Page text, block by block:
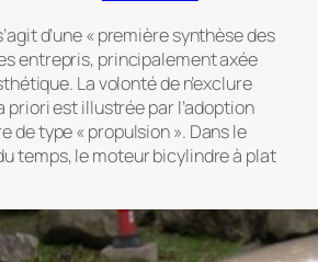
d’une « première synthèse des
entrepris, principalement axée
La volonté de n’exclure
priori est illustrée par l’adoption
de type « propulsion ». Dans le
temps, le moteur bicylindre à plat